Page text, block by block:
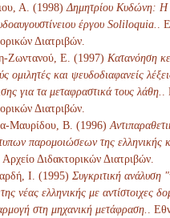
Α. (1998) Δημητρίου Κυδώνη: Η
έργου Soliloquia.
.
Διατριβών.
Ζωντανού, Ε. (1997) Κατανόηση
ομιλητές και ψευδοδιαφανείς
για τα μεταφραστικά τους λάθη.
Διατριβών.
Μαυρίδου, Β. (1996)
παρομοιώσεων της ελληνικής
Διδακτορικών Διατριβών.
Ι. (1995) Συγκριτική ανάλυση
νέας ελληνικής με αντίστοιχες
στη μηχανική μετάφραση.
.